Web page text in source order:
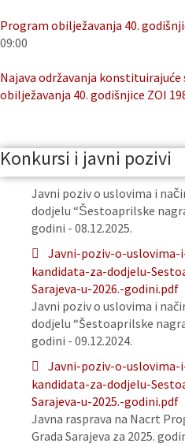
Program obilježavanja 40.
09:00
Najava održavanja
obilježavanja 40. godišnjice ZOI
Konkursi i javni pozivi
Javni poziv o uslovima i
dodjelu “Šestoaprilske
godini - 08.12.2025.
Javni-poziv-o-uslovima-
kandidata-za-dodjelu-
Sarajeva-u-2026.-godini.pdf
Javni poziv o uslovima i
dodjelu “Šestoaprilske
godini - 09.12.2024.
Javni-poziv-o-uslovima-
kandidata-za-dodjelu-
Sarajeva-u-2025.-godini.pdf
Javna rasprava na Nacrt
Grada Sarajeva za 2025.